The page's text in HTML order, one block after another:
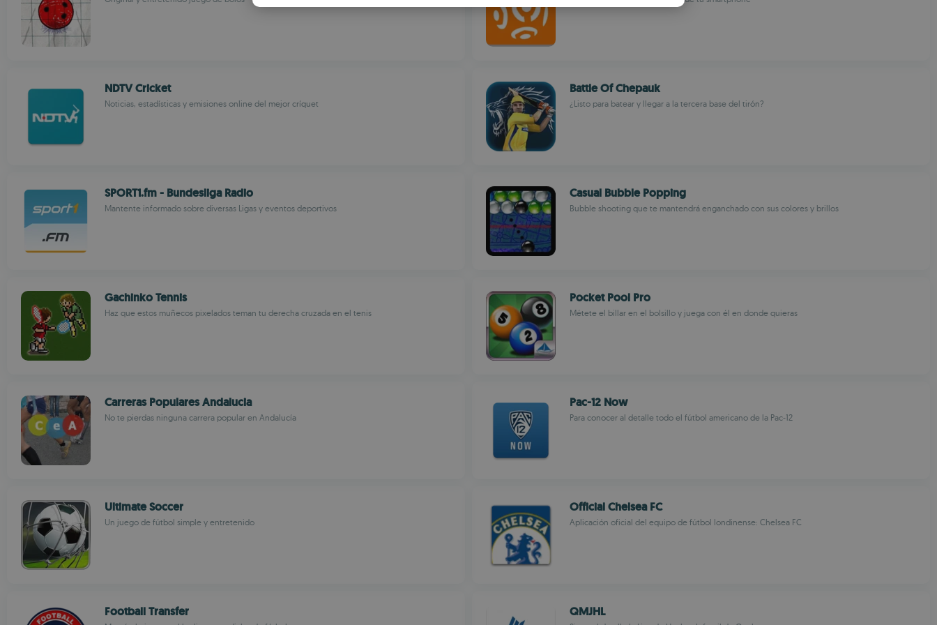
NDTV Cricket
Noticias, estadísticas y emisiones online del mejor críquet
Battle Of Chepauk
¿Listo para batear y llegar a la tercera base del tirón?
SPORT1.fm - Bundesliga Radio
Mantente informado sobre diversas Ligas y eventos deportivos
Casual Bubble Popping
Bubble shooting que te mantendrá enganchado con sus colores y brillos
Gachinko Tennis
Haz que estos muñecos pixelados teman tu derecha cruzada en el tenis
Pocket Pool Pro
Métete el billar en el bolsillo y juega con él en donde quieras
Carreras Populares Andalucia
No te pierdas ninguna carrera popular en Andalucía
Pac-12 Now
Para conocer al detalle todo el fútbol americano de la Pac-12
Ultimate Soccer
Un juego de fútbol simple y entretenido
Official Chelsea FC
Aplicación oficial del equipo de fútbol londinense: Chelsea FC
Football Transfer QMJHL
SPANISH